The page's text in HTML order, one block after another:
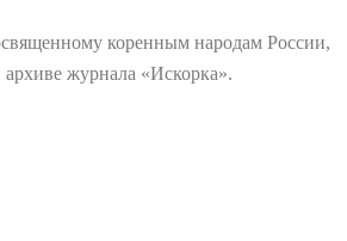
коренным народам России,
журнала «Искорка».